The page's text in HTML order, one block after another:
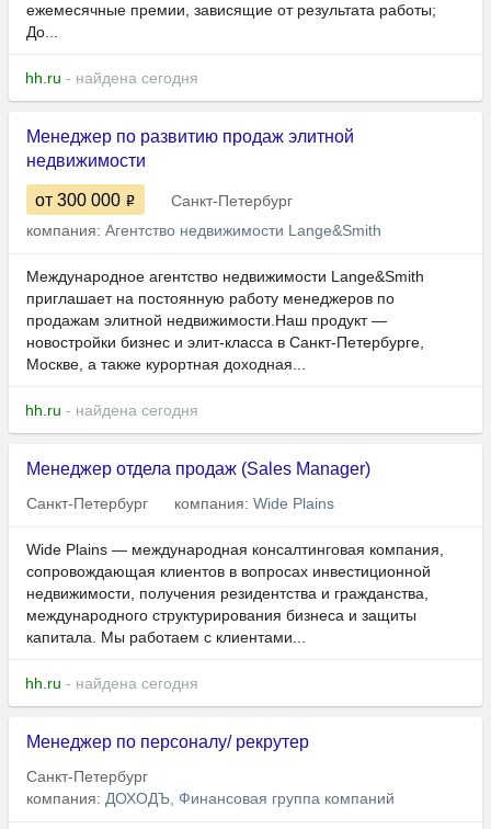
ежемесячные премии, зависящие от результата работы;
До...
hh.ru - найдена сегодня
Менеджер по развитию продаж элитной
недвижимости
от 300 000
Санкт-Петербург
компания: Агентство недвижимости Lange&Smith
Международное агентство недвижимости Lange&Smith
приглашает на постоянную работу менеджеров по
продажам элитной недвижимости.Наш продукт —
новостройки бизнес и элит-класса в Санкт-Петербурге,
Москве, а также курортная доходная...
hh.ru - найдена сегодня
Менеджер отдела продаж (Sales Manager)
Санкт-Петербург компания: Wide Plains
Wide Plains — международная консалтинговая компания,
сопровождающая клиентов в вопросах инвестиционной
недвижимости, получения резидентства и гражданства,
международного структурирования бизнеса и защиты
капитала. Мы работаем с клиентами...
hh.ru - найдена сегодня
Менеджер по персоналу/ рекрутер
Санкт-Петербург
компания: ДОХОДЪ, Финансовая группа компаний